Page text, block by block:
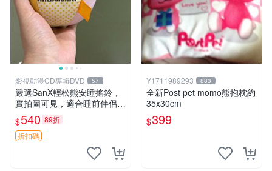
影視動漫CD專輯DVD 57
嚴選SanX輕松熊安睡搖鈴，
實拍圖可見，適合睡前伴侶，
Picks安撫好物 0325 懸吊 電
腦
$540 89折
折扣碼
Y1711989293 883
全新Post pet momo熊抱枕約
35x30cm
$399